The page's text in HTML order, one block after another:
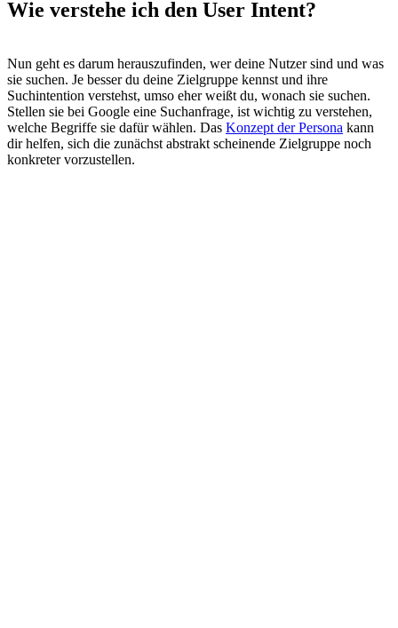
Wie verstehe ich den User Intent?
Nun geht es darum herauszufinden, wer deine Nutzer sind und was
sie suchen. Je besser du deine Zielgruppe kennst und ihre
Suchintention verstehst, umso eher weißt du, wonach sie suchen.
Stellen sie bei Google eine Suchanfrage, ist wichtig zu verstehen,
welche Begriffe sie dafür wählen. Das Konzept der Persona kann
dir helfen, sich die zunächst abstrakt scheinende Zielgruppe noch
konkreter vorzustellen.